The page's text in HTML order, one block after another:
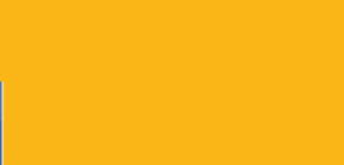
10 Jahren